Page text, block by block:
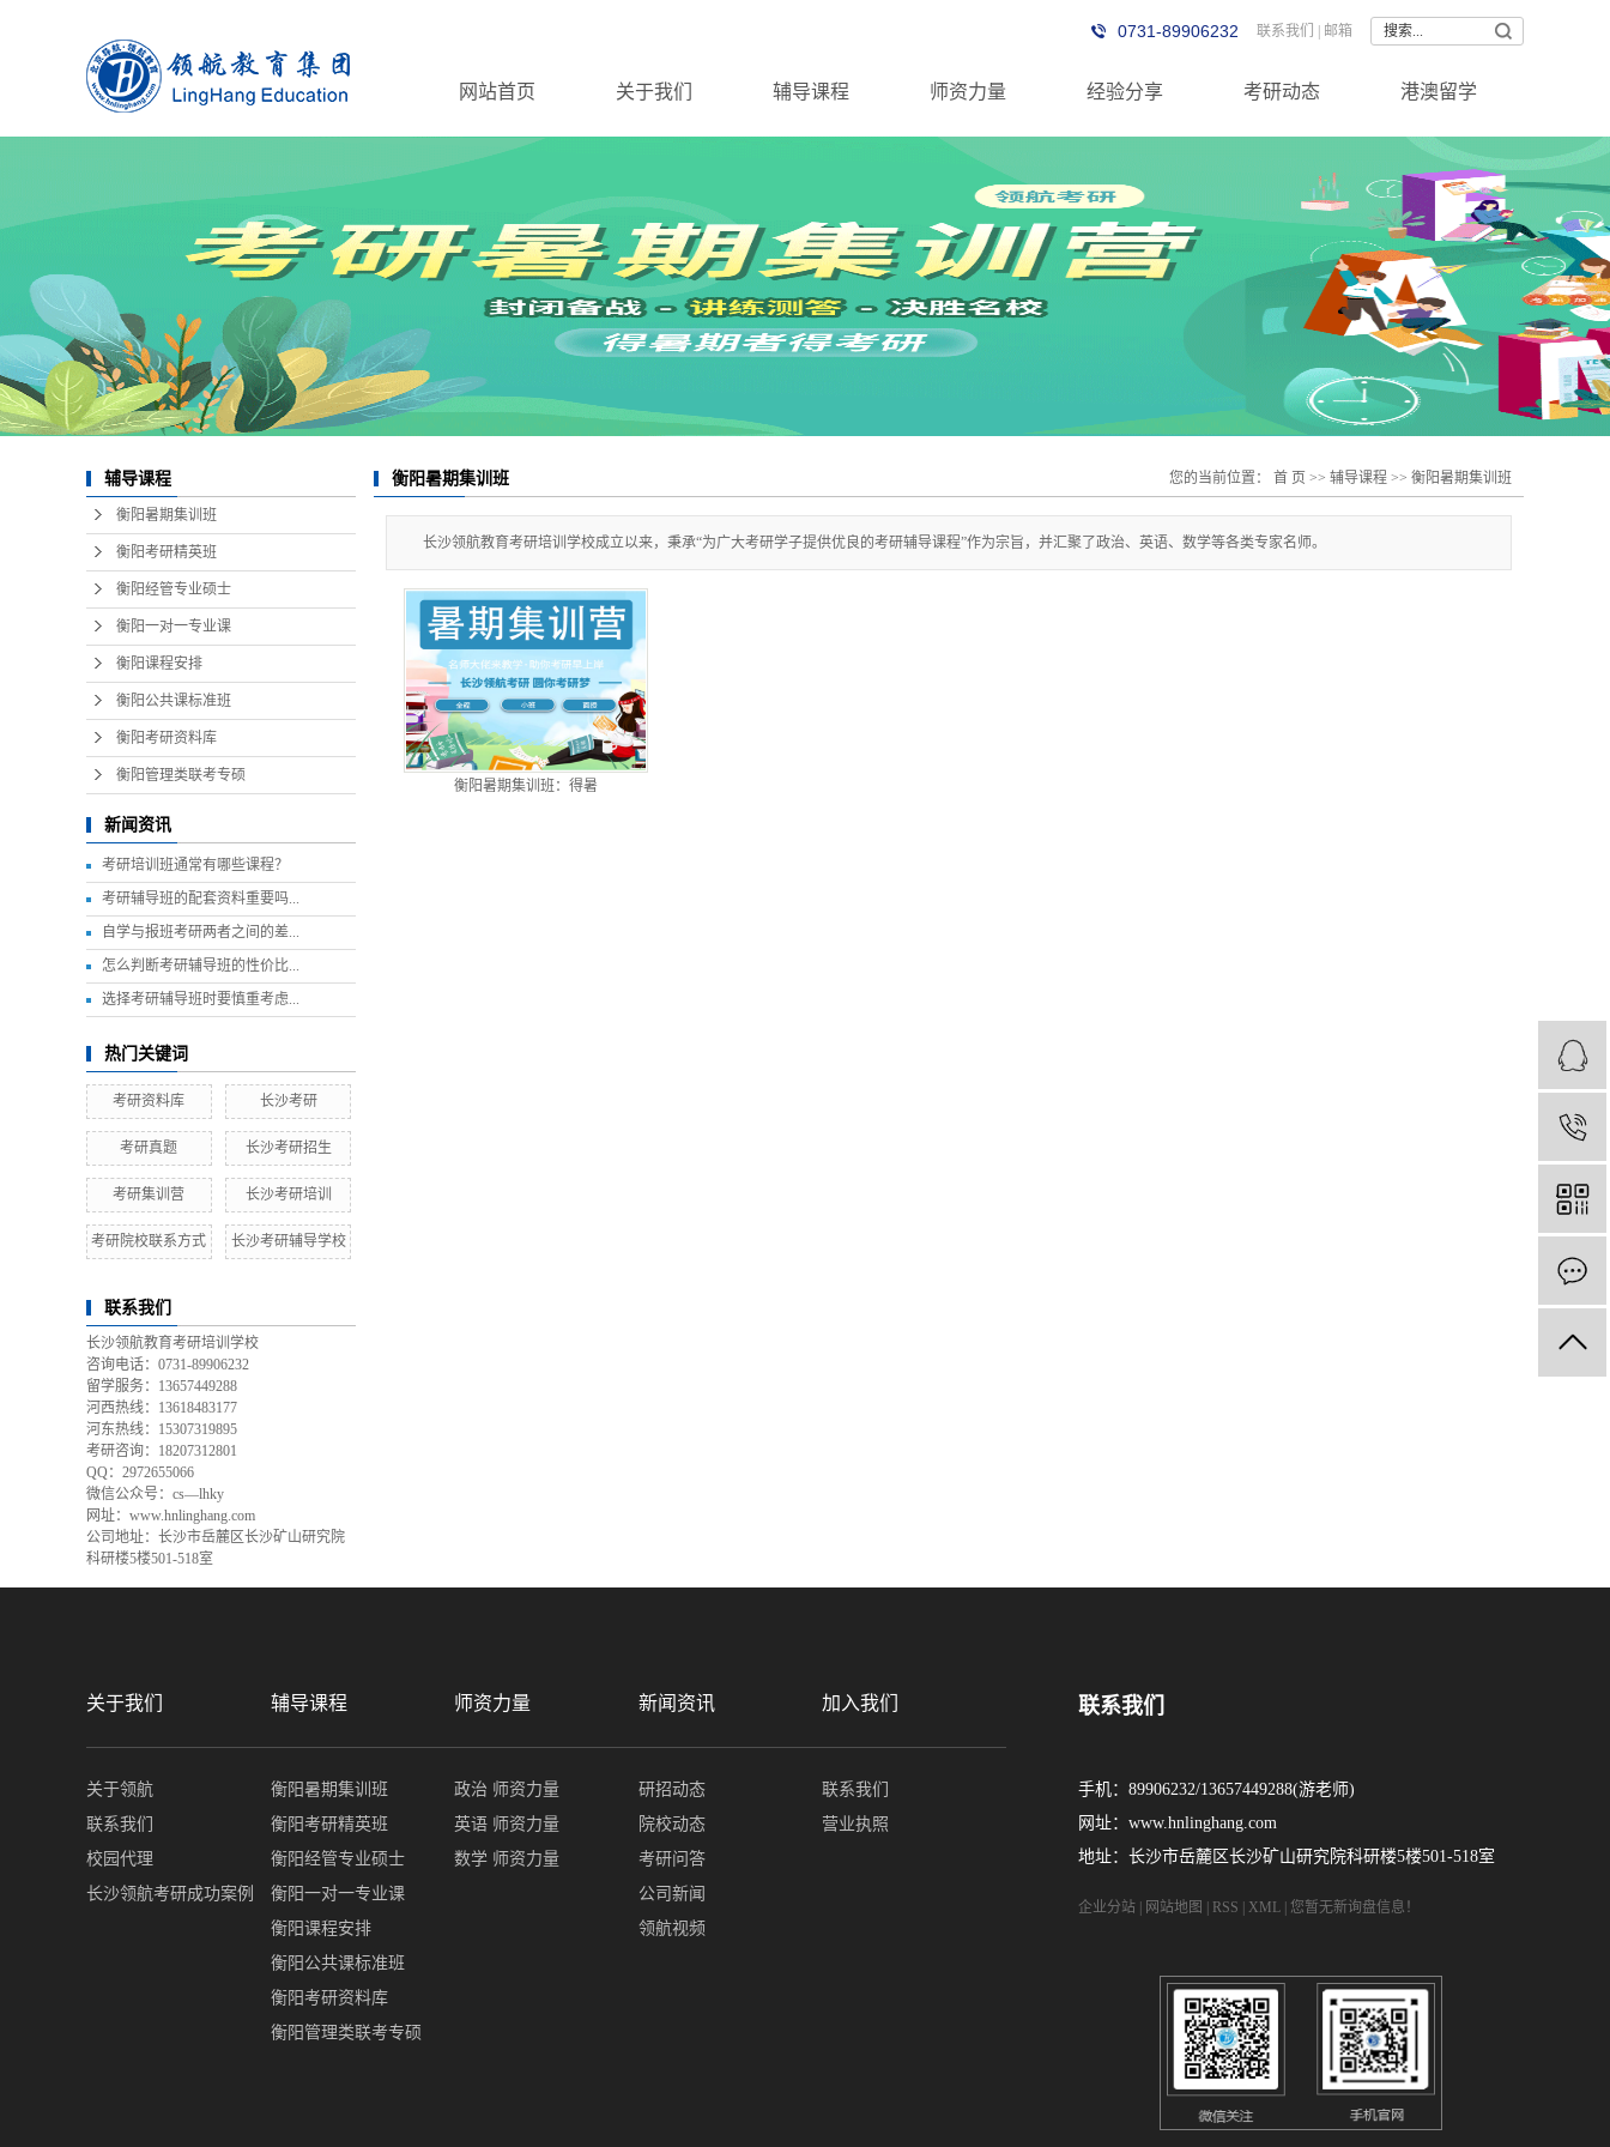
联系我们 邮箱
0731-89906232
网站首页 关于我们 辅导课程 师资力量 经验分享 考研动态 港澳留学
辅导课程
衡阳暑期集训班
衡阳考研精英班
衡阳经管专业硕士
衡阳一对一专业课
衡阳课程安排
衡阳公共课标准班
衡阳考研资料库
衡阳管理类联考专硕
新闻资讯
考研培训班通常有哪些课程？
考研辅导班的配套资料重要吗...
自学与报班考研两者之间的差...
怎么判断考研辅导班的性价比...
选择考研辅导班时要慎重考虑...
热门关键词
考研资料库 长沙考研
考研真题 长沙考研招生
考研集训营 长沙考研培训
考研院校联系方式 长沙考研辅导学校
联系我们
长沙领航教育考研培训学校
咨询电话：0731-89906232
留学服务：13657449288
河西热线：13618483177
河东热线：15307319895
考研咨询：18207312801
QQ：2972655066
微信公众号：cs—lhky
网址：www.hnlinghang.com
公司地址：长沙市岳麓区长沙矿山研究院
科研楼5楼501-518室
衡阳暑期集训班 您的当前位置： 首 页 >> 辅导课程 >> 衡阳暑期集训班
长沙领航教育考研培训学校成立以来，秉承“为广大考研学子提供优良的考研辅导课程”作为宗旨，并汇聚了政治、英语、数学等各类专家名师。
衡阳暑期集训班：得暑
关于我们
关于领航
联系我们
校园代理
长沙领航考研成功案例
辅导课程
衡阳暑期集训班
衡阳考研精英班
衡阳经管专业硕士
衡阳一对一专业课
衡阳课程安排
衡阳公共课标准班
衡阳考研资料库
衡阳管理类联考专硕
师资力量
政治 师资力量
英语 师资力量
数学 师资力量
新闻资讯
研招动态
院校动态
考研问答
公司新闻
领航视频
加入我们
联系我们
营业执照
联系我们
手机：89906232/13657449288(游老师)
网址：www.hnlinghang.com
地址：长沙市岳麓区长沙矿山研究院科研楼5楼501-518室
企业分站 网站地图 RSS XML 您暂无新询盘信息！